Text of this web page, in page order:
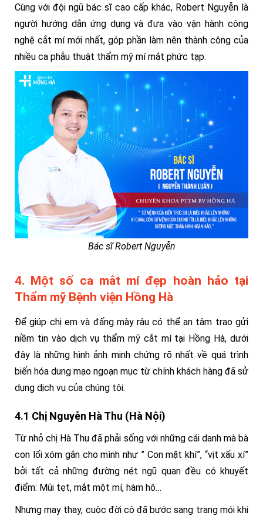
Cùng với đội ngũ bác sĩ cao cấp khác, Robert Nguyễn là
người hướng dẫn ứng dụng và đưa vào vận hành công
nghệ cắt mí mới nhất, góp phần làm nên thành công của
nhiều ca phẫu thuật thẩm mỹ mí mắt phức tạp.
Bác sĩ Robert Nguyễn
4. Một số ca mắt mí đẹp hoàn hảo tại
Thẩm mỹ Bệnh viện Hồng Hà
Để giúp chị em và đấng mày râu có thể an tâm trao gửi
niềm tin vào dịch vụ thẩm mỹ cắt mí tại Hồng Hà, dưới
đây là những hình ảnh minh chứng rõ nhất về quá trình
biến hóa dung mạo ngoạn mục từ chính khách hàng đã sử
dụng dịch vụ của chúng tôi.
4.1 Chị Nguyễn Hà Thu (Hà Nội)
Từ nhỏ chị Hà Thu đã phải sống với những cái danh mà bà
con lối xóm gắn cho mình như ” Con mặt khí”, “vịt xấu xí”
bởi tất cả những đường nét ngũ quan đều có khuyết
điểm: Mũi tẹt, mắt một mí, hàm hô…
Nhưng may thay, cuộc đời cô đã bước sang trang mói khi